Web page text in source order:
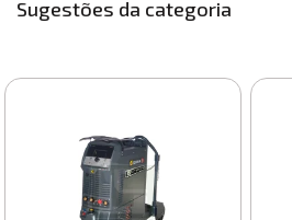
Sugestões da categoria